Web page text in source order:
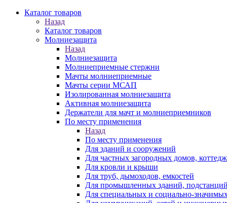
Каталог товаров
Назад
Каталог товаров
Молниезащита
Назад
Молниезащита
Молниеприемные стержни
Мачты молниеприемные
Мачты серии МСАП
Изолированная молниезащита
Активная молниезащита
Держатели для мачт и молниеприемников
По месту применения
Назад
По месту применения
Для зданий и сооружений
Для частных загородных домов,
Для кровли и крыши
Для труб, дымоходов, емкостей
Для промышленных зданий,
Для специальных и социально-